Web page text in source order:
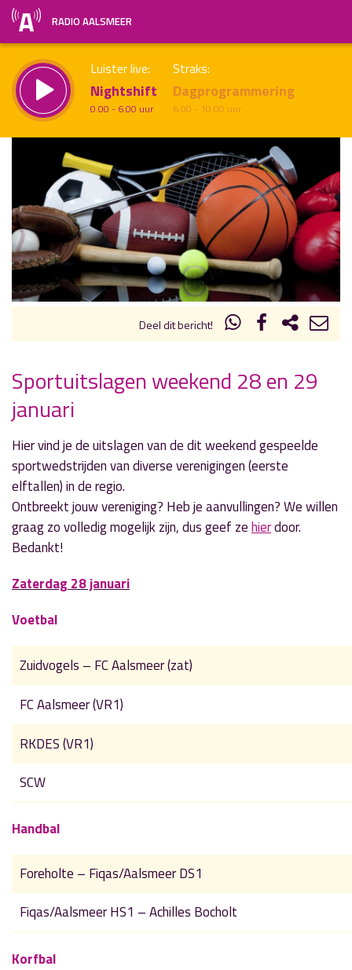
RADIO AALSMEER
Luister live:
Nightshift
0.00 - 6.00 uur
Straks:
Dagprogrammering
6.00 - 10.00 uur
Vorig uur uur 1 van x Volgend uur
Inklappen
Deel dit bericht!
« Vorig nieuwsbericht
Scooterrijder gewond in Kudelstaart
25 januari 2017
Verwarming lager op 10 februari
31 januari 2017
Sportuitslagen weekend 28 en 29
januari
Hier vind je de uitslagen van de dit weekend gespeelde
sportwedstrijden van diverse verenigingen (eerste
elftallen) in de regio.
Ontbreekt jouw vereniging? Heb je aanvullingen? We willen
graag zo volledig mogelijk zijn, dus geef zehierdoor.
Bedankt!
Zaterdag 28 januari
Voetbal
Zuidvogels – FC Aalsmeer (zat)
FC Aalsmeer (VR1)
RKDES (VR1)
SCW
Handbal
Foreholte – Fiqas/Aalsmeer DS1
Fiqas/Aalsmeer HS1 – Achilles Bocholt
Korfbal